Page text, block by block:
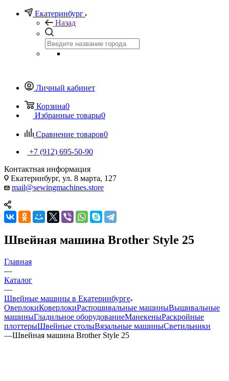
Екатеринбург
Назад
Личный кабинет
Корзина0
Избранные товары0
Сравнение товаров0
+7 (912) 695-50-90
Контактная информация
Екатеринбург, ул. 8 марта, 127
mail@sewingmachines.store
Швейная машина Brother Style 25
Главная
—
Каталог
—
Швейные машины в Екатеринбурге
ОверлокиКоверлокиРаспошивальные машиныВышивальные
машиныГладильное оборудованиеМанекеныРаскройные
плоттерыШвейные столыВязальные машиныСветильники
—Швейная машина Brother Style 25